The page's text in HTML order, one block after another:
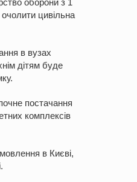
цивільна
в вузах
дітям буде
постачання
комплексів
в Києві,